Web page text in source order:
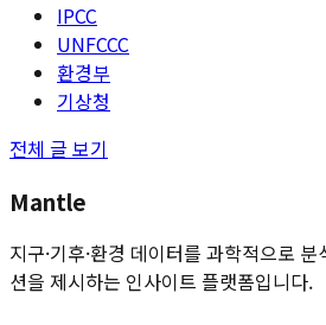
IPCC
UNFCCC
환경부
기상청
전체 글 보기
Mantle
지구·기후·환경 데이터를 과학적으로
션을 제시하는 인사이트 플랫폼입니다.